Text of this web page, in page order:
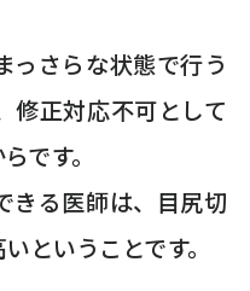
っさらな状態で行う
修正対応不可として
です。
きる医師は、目尻切
ということです。